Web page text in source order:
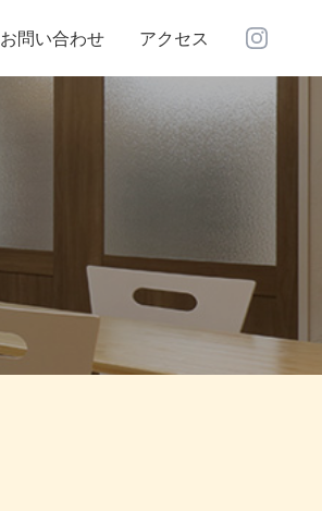
お問い合わせ アクセス